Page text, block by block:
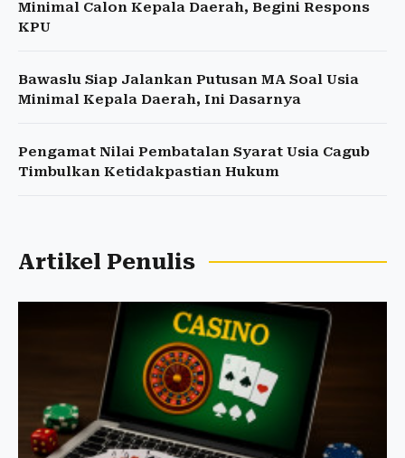
Minimal Calon Kepala Daerah, Begini Respons
KPU
Bawaslu Siap Jalankan Putusan MA Soal Usia
Minimal Kepala Daerah, Ini Dasarnya
Pengamat Nilai Pembatalan Syarat Usia Cagub
Timbulkan Ketidakpastian Hukum
Artikel Penulis